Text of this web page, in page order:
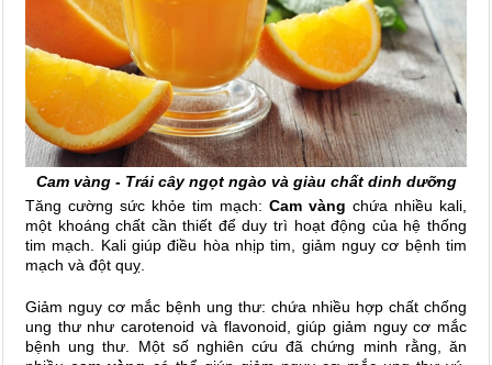
Cam vàng - Trái cây ngọt ngào và giàu chất dinh dưỡng
Tăng cường sức khỏe tim mạch: Cam vàng chứa nhiều kali,
một khoáng chất cần thiết để duy trì hoạt động của hệ thống
tim mạch. Kali giúp điều hòa nhịp tim, giảm nguy cơ bệnh tim
mạch và đột quỵ.
Giảm nguy cơ mắc bệnh ung thư: chứa nhiều hợp chất chống
ung thư như carotenoid và flavonoid, giúp giảm nguy cơ mắc
bệnh ung thư. Một số nghiên cứu đã chứng minh rằng, ăn